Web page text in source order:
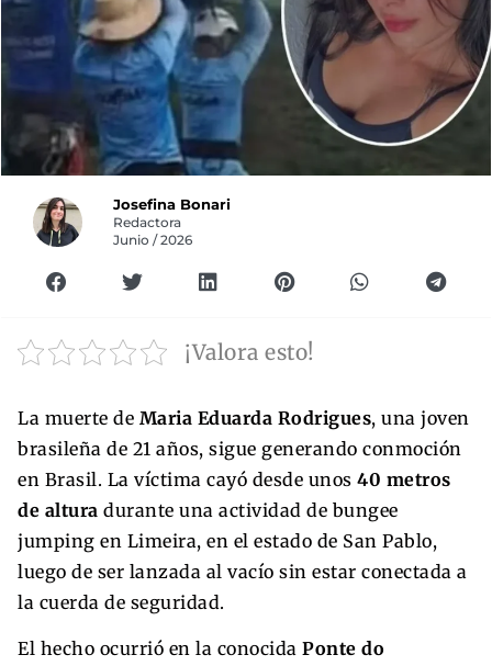
Josefina Bonari
Redactora
Junio / 2026
¡Valora esto!
La muerte de Maria Eduarda Rodrigues, una joven
brasileña de 21 años, sigue generando conmoción
en Brasil. La víctima cayó desde unos 40 metros
de altura durante una actividad de bungee
jumping en Limeira, en el estado de San Pablo,
luego de ser lanzada al vacío sin estar conectada a
la cuerda de seguridad.
El hecho ocurrió en la conocida Ponte do